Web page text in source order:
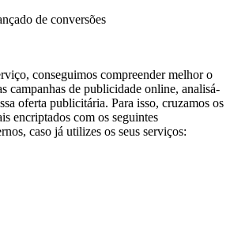
de conversões
conseguimos compreender melhor o
campanhas de publicidade online, analisá-
oferta publicitária. Para isso, cruzamos os
encriptados com os seguintes
caso já utilizes os seus serviços: